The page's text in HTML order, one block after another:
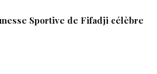
Sportive de Fifadji célèbre